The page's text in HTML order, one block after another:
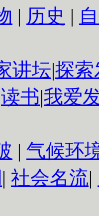
| 历史 |
讲坛|探索
读书|我爱
| 气候环
| 社会名流|